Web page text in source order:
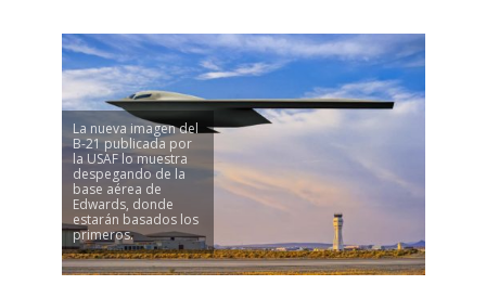
La nueva imagen del
B-21 publicada por
la USAF lo muestra
despegando de la
base aérea de
Edwards, donde
estarán basados los
primeros.